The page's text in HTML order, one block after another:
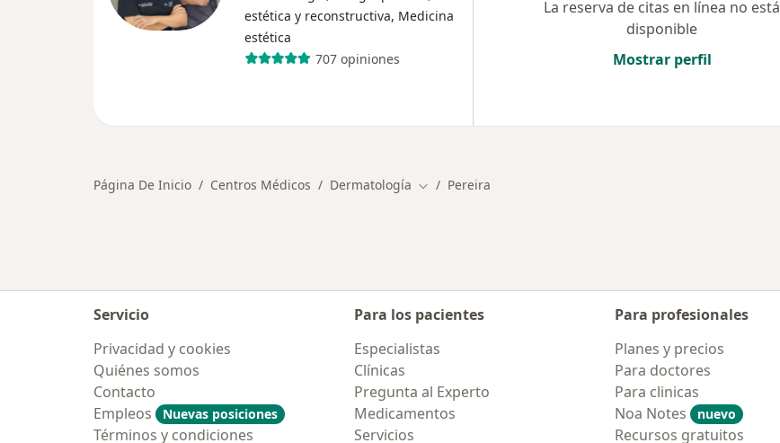
estética y reconstructiva, Medicina
estética
707 opiniones
La reserva de citas en línea no está
disponible
Mostrar perfil
Página De Inicio Centros Médicos Dermatología Cambiar de ciudad
Pereira
Servicio
Privacidad y cookies
Quiénes somos
Contacto
Empleos
Nuevas posiciones
Términos y condiciones
Para los pacientes
Especialistas
Clínicas
Pregunta al Experto
Medicamentos
Servicios
Para profesionales
Planes y precios
Para doctores
Para clinicas
Noa Notes
nuevo
Recursos gratuitos